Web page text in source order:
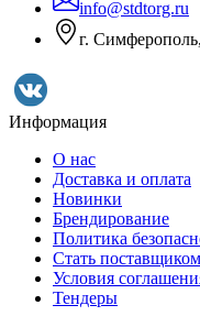
info@stdtorg.ru
г.
Информация
О нас
Доставка и оплата
Новинки
Брендирование
Политика
Стать поставщиком
Условия
Тендеры